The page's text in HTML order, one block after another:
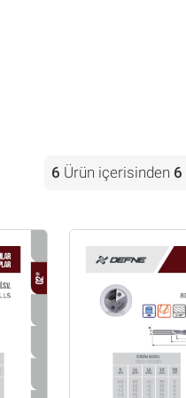
6 Ürün içerisinden 6